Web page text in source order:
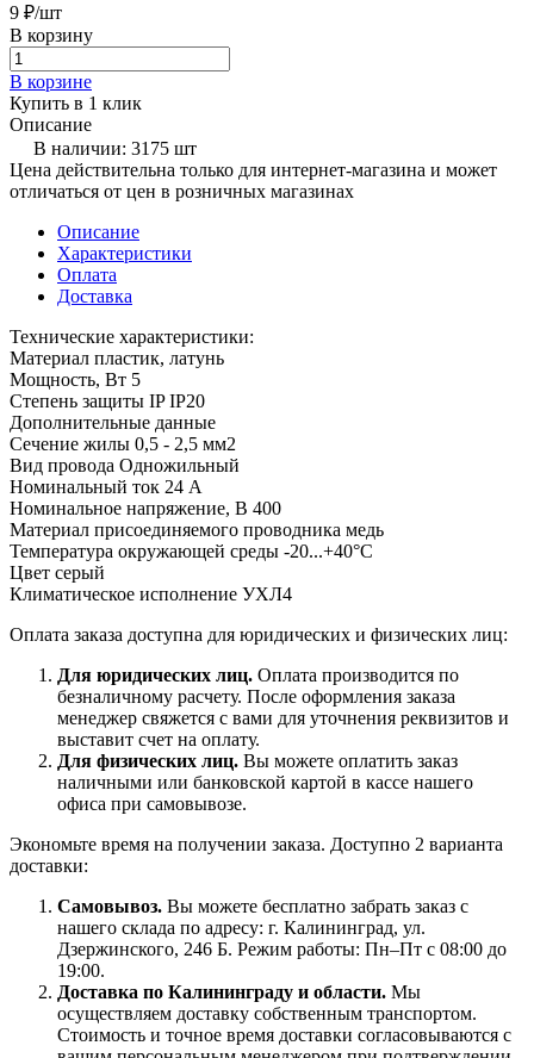
9 ₽/шт
В корзину
В корзине
Купить в 1 клик
Описание
В наличии: 3175 шт
Цена действительна только для интернет-магазина и может
отличаться от цен в розничных магазинах
Описание
Характеристики
Оплата
Доставка
Технические характеристики:
Материал пластик, латунь
Мощность, Вт 5
Степень защиты IP IP20
Дополнительные данные
Сечение жилы 0,5 - 2,5 мм2
Вид провода Одножильный
Номинальный ток 24 A
Номинальное напряжение, В 400
Материал присоединяемого проводника медь
Температура окружающей среды -20...+40°C
Цвет серый
Климатическое исполнение УХЛ4
Оплата заказа доступна для юридических и физических лиц:
Для юридических лиц. Оплата производится по
безналичному расчету. После оформления заказа
менеджер свяжется с вами для уточнения реквизитов и
выставит счет на оплату.
Для физических лиц. Вы можете оплатить заказ
наличными или банковской картой в кассе нашего
офиса при самовывозе.
Экономьте время на получении заказа. Доступно 2 варианта
доставки:
Самовывоз. Вы можете бесплатно забрать заказ с
нашего склада по адресу: г. Калининград, ул.
Дзержинского, 246 Б. Режим работы: Пн–Пт с 08:00 до
19:00.
Доставка по Калининграду и области. Мы
осуществляем доставку собственным транспортом.
Стоимость и точное время доставки согласовываются с